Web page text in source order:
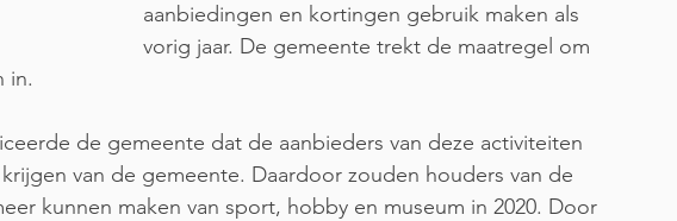
aanbiedingen en kortingen gebruik maken als
vorig jaar. De gemeente trekt de maatregel om
in.
de gemeente dat de aanbieders van deze activiteiten
van de gemeente. Daardoor zouden houders van de
kunnen maken van sport, hobby en museum in 2020. Door